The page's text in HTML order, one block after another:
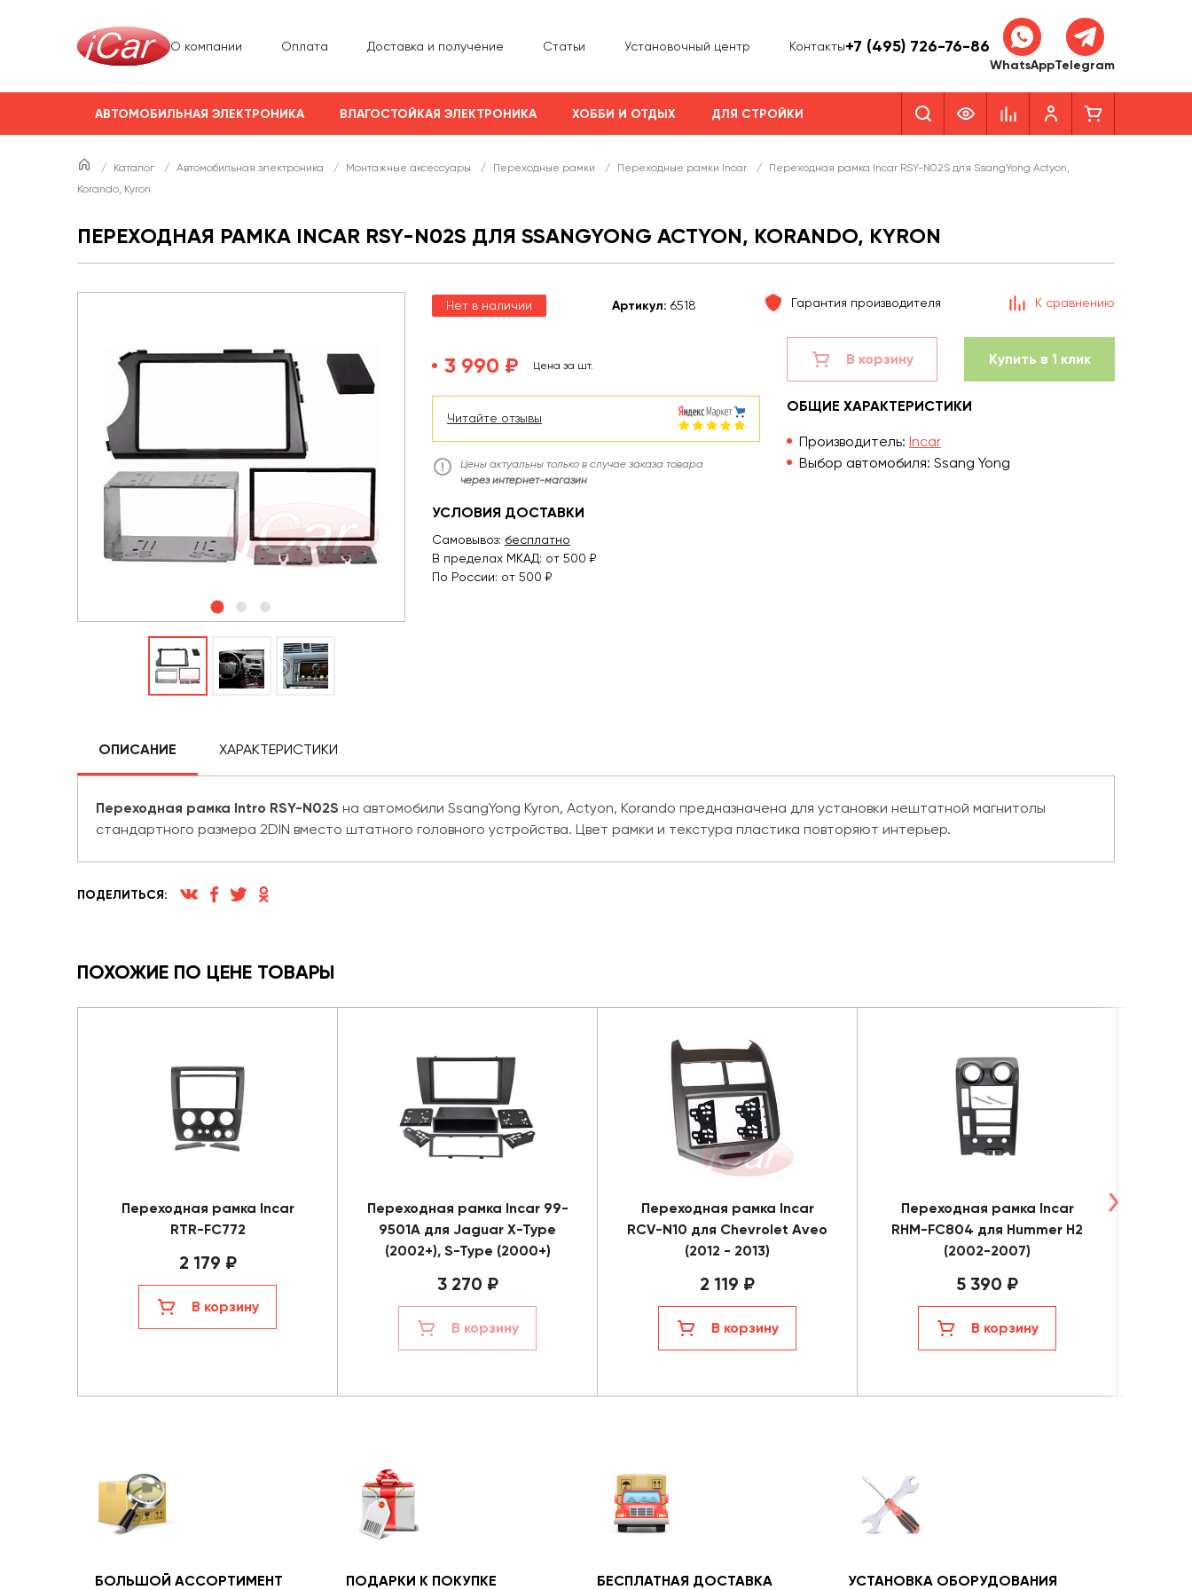
О компании Оплата Доставка и получение Статьи Установочный центр Контакты+7 (495) 726-76-86
WhatsAppTelegram
АВТОМОБИЛЬНАЯ ЭЛЕКТРОНИКА ВЛАГОСТОЙКАЯ ЭЛЕКТРОНИКА ХОББИ И ОТДЫХ ДЛЯ СТРОЙКИ
/ Каталог / Автомобильная электроника / Монтажные аксессуары / Переходные рамки / Переходные рамки Incar /
Переходная рамка Incar RSY-N02S для SsangYong Actyon,
Korando, Kyron
ПЕРЕХОДНАЯ РАМКА INCAR RSY-N02S ДЛЯ SSANGYONG ACTYON, KORANDO, KYRON
Нет в наличии Артикул: 6518 Гарантия производителя К сравнению
3 990 ₽ Цена за шт.
Читайте отзывы
Цены актуальны только в случае заказа товара
через интернет-магазин
УСЛОВИЯ ДОСТАВКИ
Самовывоз: бесплатно
В пределах МКАД: от 500 ₽
По России: от 500 ₽
В корзину Купить в 1 клик
ОБЩИЕ ХАРАКТЕРИСТИКИ
Производитель: Incar
Выбор автомобиля: Ssang Yong
ОПИСАНИЕ ХАРАКТЕРИСТИКИ
Переходная рамка Intro RSY-N02S на автомобили SsangYong Kyron, Actyon, Korando предназначена для установки нештатной магнитолы
стандартного размера 2DIN вместо штатного головного устройства. Цвет рамки и текстура пластика повторяют интерьер.
ПОДЕЛИТЬСЯ:
ПОХОЖИЕ ПО ЦЕНЕ ТОВАРЫ
Переходная рамка Incar
RTR-FC772
2 179 ₽
В корзину
Переходная рамка Incar 99-
9501A для Jaguar X-Type
(2002+), S-Type (2000+)
3 270 ₽
В корзину
Переходная рамка Incar
RCV-N10 для Chevrolet Aveo
(2012 - 2013)
2 119 ₽
В корзину
Переходная рамка Incar
RHM-FC804 для Hummer H2
(2002-2007)
5 390 ₽
В корзину
БОЛЬШОЙ АССОРТИМЕНТ ПОДАРКИ К ПОКУПКЕ БЕСПЛАТНАЯ ДОСТАВКА УСТАНОВКА ОБОРУДОВАНИЯ